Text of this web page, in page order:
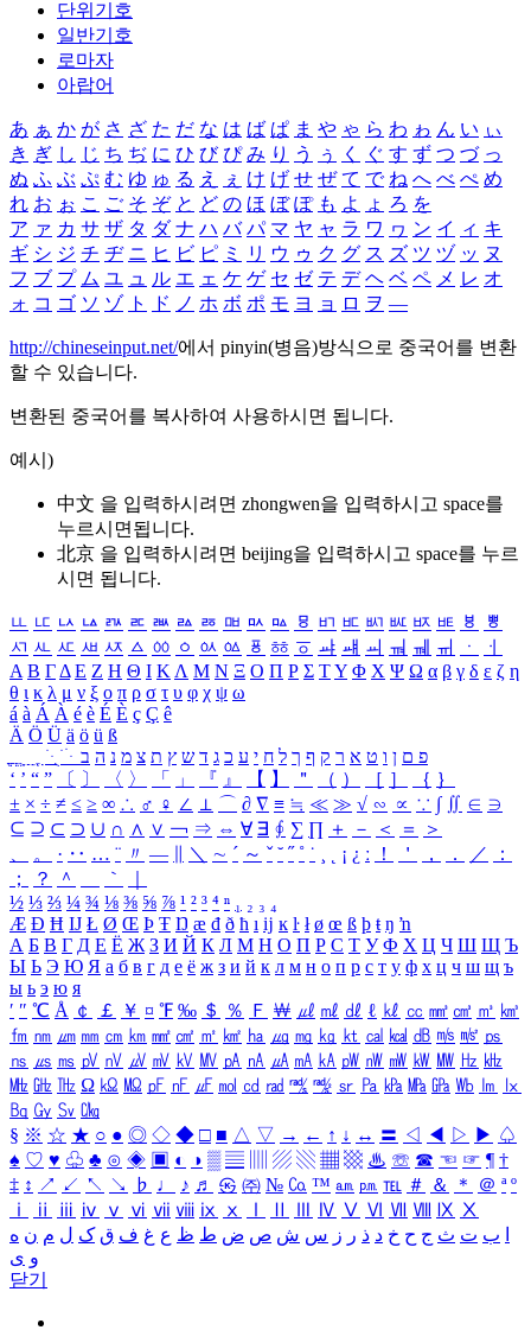
단위기호
일반기호
로마자
아랍어
あ ぁ か が さ ざ た だ な は ば ぱ ま や ゃ ら わ ゎ ん い ぃ
き ぎ し じ ち ぢ に ひ び ぴ み り う ぅ く ぐ す ず つ づ っ
ぬ ふ ぶ ぷ む ゆ ゅ る え ぇ け げ せ ぜ て で ね へ べ ぺ め
れ お ぉ こ ご そ ぞ と ど の ほ ぼ ぽ も よ ょ ろ を
ア ァ カ サ ザ タ ダ ナ ハ バ パ マ ヤ ャ ラ ワ ヮ ン イ ィ キ
ギ シ ジ チ ヂ ニ ヒ ビ ピ ミ リ ウ ゥ ク グ ス ズ ツ ヅ ッ ヌ
フ ブ プ ム ユ ュ ル エ ェ ケ ゲ セ ゼ テ デ ヘ ベ ペ メ レ オ
ォ コ ゴ ソ ゾ ト ド ノ ホ ボ ポ モ ヨ ョ ロ ヲ ―
http://chineseinput.net/에서 pinyin(병음)방식으로 중국어를 변환
할 수 있습니다.
변환된 중국어를 복사하여 사용하시면 됩니다.
예시)
中文 을 입력하시려면 zhongwen을 입력하시고 space를
누르시면됩니다.
北京 을 입력하시려면 beijing을 입력하시고 space를 누르
시면 됩니다.
ㅥ ㅦ ㅧ ㅨ ㅩ ㅪ ㅫ ㅬ ㅭ ㅮ ㅯ ㅰ ㅱ ㅲ ㅳ ㅴ ㅵ ㅶ ㅷ ㅸ
ㅹ
ㅺ ㅻ ㅼ ㅽ ㅾ ㅿ ㆀ ㆁ ㆂ ㆃ ㆄ ㆅ ㆆ ㆇ ㆈ ㆉ ㆊ ㆋ ㆌ ㆍ
ㆎ
Α Β ΓΔ Ε Ζ Η Θ Ι ΚΛ Μ Ν Ξ Ο Π Ρ Σ ΤΥ Φ Χ Ψ Ω α β γ δ ε ζ η
θ ι κ λ μ ν ξ ο π ρ σ τ υ φ χ ψ ω
á à Á À é è É È ç Ç ê
Ä Ö Ü ä ö ü ß
ִֶֹ ֻּ ׁׂ פ ם ן ו ט א ר ק ף ך ל ח י ע כ ג ד ש ץ ת צ מ נ ה ב
‘ ’ “ ” 〔 〕 〈 〉 「 」 『 』 【 】 ＂ （ ） ［ ］ ｛ ｝
± × ÷ ≠ ≤ ≥ ∞ ∴ ♂ ♀ ∠ ⊥ ⌒ ∂ ∇ ≡ ≒ ≪ ≫ √ ∽ ∝ ∵ ∫ ∬ ∈ ∋
⊆ ⊇ ⊂ ⊃ ∪ ∩ ∧ ∨ ￢ ⇒ ⇔ ∀ ∃ ∮ ∑ ∏ ＋ － ＜ ＝
＞
、
。 · ‥ … ¨ 〃 ― ＼ ∼ ´ ～ ˇ ˘ ˝ ˚ ˙ ¸ ¡ ¿ ː ！ ＇ ， ． ／
：
；
？ ＾ ｀
½ ⅓ ⅔ ¼ ¾ ⅛ ⅜ ⅝ ⅞ ¹ ² ³ ⁴ ⁿ ₁ ₂ ₃ ₄
Æ Ð Ħ Ĳ Ł Ø Œ Þ Ŧ Ŋ æ đ ð ħ ı ĳ ĸ ŀ ł ø œ ß þ ŧ ŋ ŉ
А Б В Г Д Е Ё Ж З И Й К Л М Н О П Р С Т У Ф Х Ц Ч Ш Щ Ъ
Ы Ь Э Ю Я а б в г д е ё ж з и й к л м н о п р с т у ф х ц ч ш щ ъ
ы ь э ю я
′ ″ ℃ Å ￠ ￡ ￥ ¤ ℉ ‰ ＄ ％ Ｆ ￦ ㎕ ㎖ ㎗ ℓ ㎘ ㏄ ㎣ ㎤ ㎥ ㎦
㎙ ㎚ ㎛ ㎜ ㎝ ㎞ ㎟ ㎠ ㎡ ㎢ ㏊ ㎍ ㎎ ㎏ ㏏ ㎈ ㎉ ㏈ ㎧ ㎨ ㎰
㎱ ㎲ ㎳ ㎴ ㎵ ㎶ ㎷ ㎸ ㎹ ㎀ ㎁ ㎂ ㎃ ㎄ ㎺ ㎻ ㎽ ㎾ ㎿ ㎐ ㎑
㎒ ㎓ ㎔ Ω ㏀ ㏁ ㎊ ㎋ ㎌ ㏖ ㏅ ㎭ ㎮ ㎯ ㏛ ㎩ ㎪ ㎫ ㎬ ㏝ ㏐
㏓
㏃ ㏉ ㏜ ㏆
§ ※ ☆ ★ ○ ● ◎ ◇ ◆ □ ■ △ ▽ → ← ↑ ↓ ↔ 〓 ◁ ◀ ▷ ▶ ♤
♠ ♡ ♥ ♧ ♣ ⊙ ◈ ▣ ◐ ◑ ▒ ▤ ▨ ▧ ▦ ▩ ♨ ☏ ☎ ☜ ☞ ¶ †
‡ ↕ ↗ ↙ ↖ ↘ ♭ ♩ ♪ ♬ ㉿ ㈜ № ㏇ ™ ㏂ ㏘ ℡ ＃ ＆ ＊ ＠ ª º
ⅰ
ⅱ ⅲ ⅳ ⅴ ⅵ ⅶ ⅷ ⅸ ⅹ Ⅳ Ⅴ Ⅵ Ⅶ Ⅷ Ⅸ Ⅹ
ب ت ث ج ح خ د ذ ر ز س ش ص ض ط ظ ع غ ف ق ک ل م ن ه
و ی
닫기